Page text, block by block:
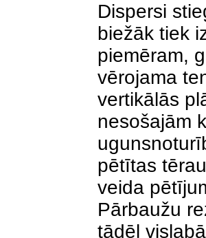
Dispersi
biežāk tiek
piemēram,
vērojama
vertikālās
nesošajām
pētītas
veida
Pārbaužu
tādēļ